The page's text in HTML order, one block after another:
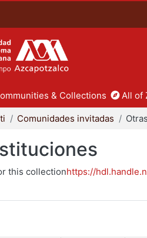
& Collections All of
Comunidades invitadas
this collectionhttps://